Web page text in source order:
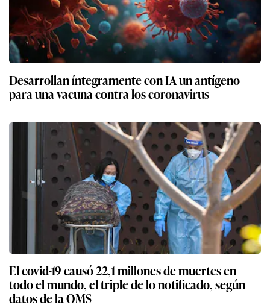
Desarrollan íntegramente con IA un antígeno
para una vacuna contra los coronavirus
El covid-19 causó 22,1 millones de muertes en
todo el mundo, el triple de lo notificado, según
datos de la OMS